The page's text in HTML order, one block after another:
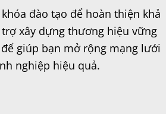
đào tạo để hoàn thiện khả
xây dựng thương hiệu vững
giúp bạn mở rộng mạng lưới
nghiệp hiệu quả.